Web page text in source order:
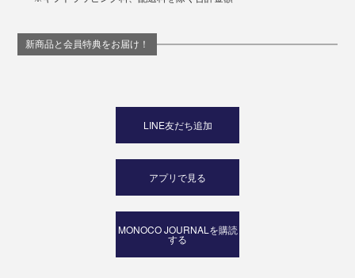
新商品と会員特典をお届け！
LINE友だち追加
アプリで見る
MONOCO JOURNALを購読
する